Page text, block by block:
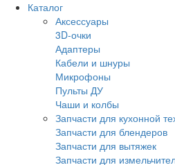
Каталог
Аксессуары
3D-очки
Адаптеры
Кабели и шнуры
Микрофоны
Пульты ДУ
Чаши и колбы
Запчасти для кухонной
Запчасти для блендеров
Запчасти для вытяжек
Запчасти для